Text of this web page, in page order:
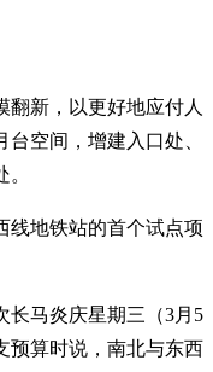
翻新，以更好地应付人
空间，增建入口处、
线地铁站的首个试点项
长马炎庆星期三（3月5
预算时说，南北与东西